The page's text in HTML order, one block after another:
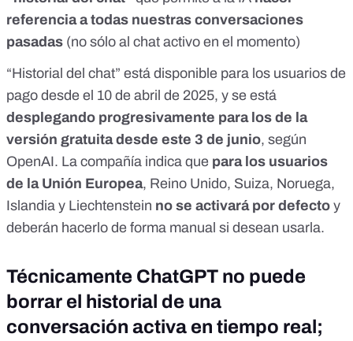
referencia a todas nuestras conversaciones
pasadas (no sólo al chat activo en el momento)
“Historial del chat” está disponible para los usuarios de
pago desde el 10 de abril de 2025, y se está
desplegando progresivamente para los de la
versión gratuita desde este 3 de junio, según
OpenAI. La compañía indica que para los usuarios
de la Unión Europea, Reino Unido, Suiza, Noruega,
Islandia y Liechtenstein no se activará por defecto y
deberán hacerlo de forma manual si desean usarla.
Técnicamente ChatGPT no puede
borrar el historial de una
conversación activa en tiempo real;